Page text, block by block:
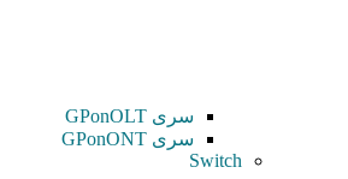
سری GPonOLT
سری GPonONT
Switch